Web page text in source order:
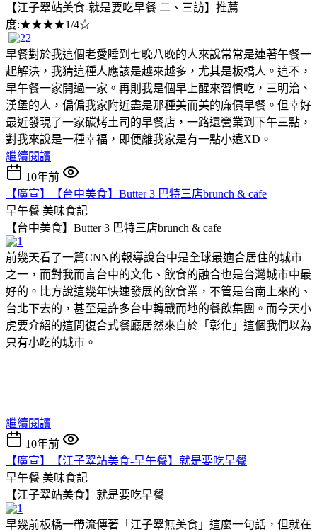
【江子翠站美食-就是要吃早餐 二、三訪】推薦
度:★★★★1/4☆
早餐對於我這個老愛睡到七晚八晚的人來說常常是連著午餐一
起解決，我猜這種人應該是越來越多，尤其是板橋人。這不，
早午餐一家開過一家。再則我是個早上醒來習慣吃，三明治、
漢堡的人，偏偏我家附近盡是那種美而美的廉價早餐。但幸好
最近發現了一家碳烤土司的早餐店，一路還營業到下午三點，
對我來說是一種幸福，即便離我家是有一點小遠XD。
繼續閱讀
10年前
【廣宣】【台中美食】Butter 3 巴特三店brunch & cafe
早午餐 美味食記
【台中美食】Butter 3 巴特三店brunch & cafe
前幾天看了一篇CNN的報導說台中是全球最適合居住的城市
之一，而對我而言台中的文化、飲食的融合也是台灣城市中最
好的。比方說這幾年快速發展的飲食業，不管是台南上來的、
台北下去的，甚至是許多台中轉戰而地的餐飲集團。而今天小
虎要介紹的這間復合式餐廳居然來自於「彰化」這個我們以為
只有小吃的城市。
繼續閱讀
10年前
【廣宣】【江子翠站美食-早午餐】就是要吃早餐
早午餐 美味食記
【江子翠站美食】就是要吃早餐
早幾前板橋一帶流傳著「江子翠無美食」這麼一句話，但就在